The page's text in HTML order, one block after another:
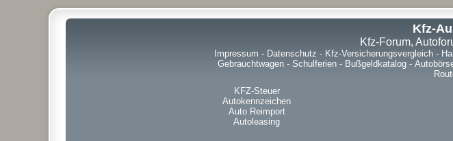
Kfz-
Kfz-Forum,
Impressum - Datenschutz - Kfz-Versicherungsvergleich-
Gebrauchtwagen - Schulferien - Bußgeldkatalog -
KFZ-Steuer
Autokennzeichen
Auto Reimport
Autoleasing